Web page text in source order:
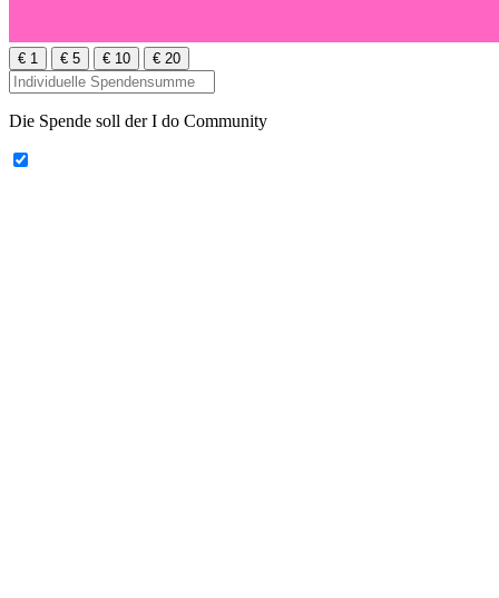
€ 1 € 5 € 10 € 20
Die Spende soll der I do Community